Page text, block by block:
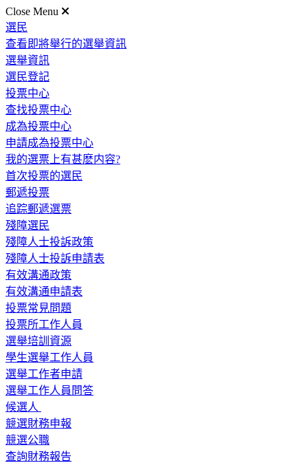
Close Menu
選民
查看即將舉行的選舉資訊
選舉資訊
選民登記
投票中心
查找投票中心
成為投票中心
申請成為投票中心
我的選票上有甚麽内容?
首次投票的選民
郵遞投票
追踪郵遞選票
殘障選民
殘障人士投訴政策
殘障人士投訴申請表
有效溝通政策
有效溝通申請表
投票常見問題
投票所工作人員
選舉培訓資源
學生選舉工作人員
選舉工作者申請
選舉工作人員問答
候選人
競選財務申報
競選公職
查詢財務報告